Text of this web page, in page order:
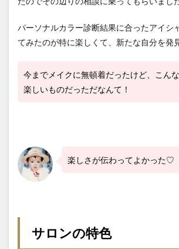
パーソナルカラー診断結果に合ったアイシ
てみたのが特に楽しくて、新たな自分を発
今までメイクに無頓着だったけど、こん
楽しいものだっただなんて！
楽しさが伝わってよかった♡
サロンの特色